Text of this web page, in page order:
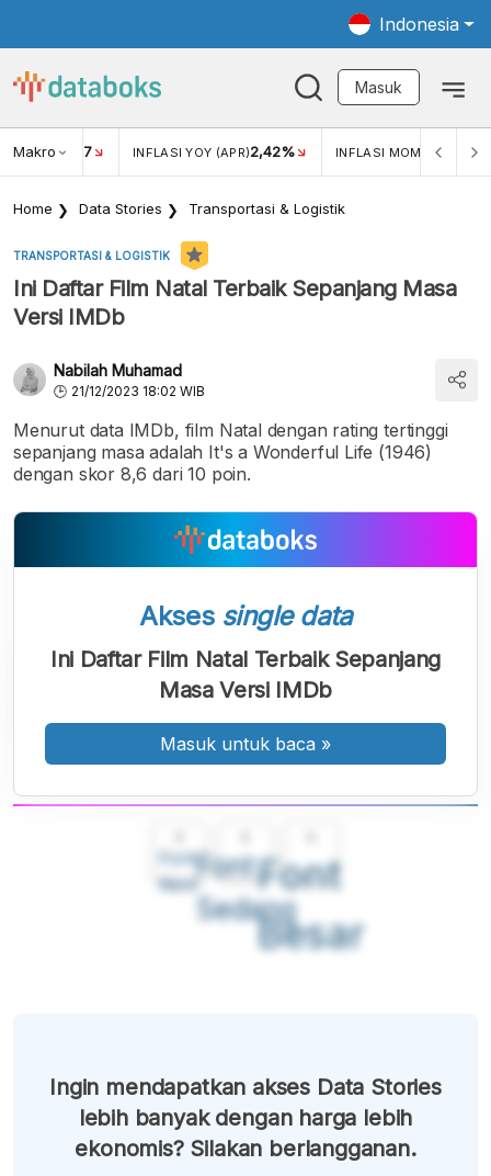
Indonesia
Masuk
Makro
USD/IDR 17 INFLASI YOY (APR)2,42% INFLASI MOM (APR)
Home Data Stories Transportasi & Logistik
TRANSPORTASI & LOGISTIK
Ini Daftar Film Natal Terbaik Sepanjang Masa
Versi IMDb
Nabilah Muhamad
21/12/2023 18:02 WIB
Menurut data IMDb, film Natal dengan rating tertinggi
sepanjang masa adalah It's a Wonderful Life (1946)
dengan skor 8,6 dari 10 poin.
Font
Kecil
Font
Sedang
Font
Besar
Akses single data
Ini Daftar Film Natal Terbaik Sepanjang
Masa Versi IMDb
Masuk untuk baca »
Ingin mendapatkan akses Data Stories
lebih banyak dengan harga lebih
ekonomis? Silakan berlangganan.